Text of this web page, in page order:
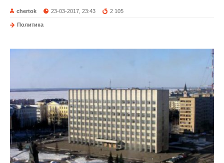
chertok 23-03-2017, 23:43 2 105
Политика